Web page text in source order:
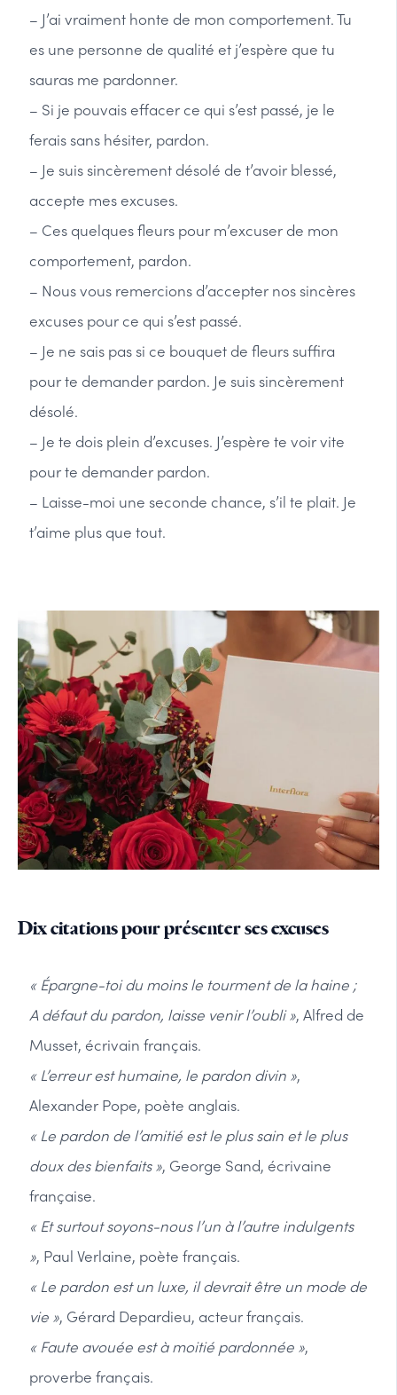
– J’ai vraiment honte de mon comportement. Tu
es une personne de qualité et j’espère que tu
sauras me pardonner.
– Si je pouvais effacer ce qui s’est passé, je le
ferais sans hésiter, pardon.
– Je suis sincèrement désolé de t’avoir blessé,
accepte mes excuses.
– Ces quelques fleurs pour m’excuser de mon
comportement, pardon.
– Nous vous remercions d’accepter nos sincères
excuses pour ce qui s’est passé.
– Je ne sais pas si ce bouquet de fleurs suffira
pour te demander pardon. Je suis sincèrement
désolé.
– Je te dois plein d’excuses. J’espère te voir vite
pour te demander pardon.
– Laisse-moi une seconde chance, s’il te plait. Je
t’aime plus que tout.
Dix citations pour présenter ses excuses
« Épargne-toi du moins le tourment de la haine ;
A défaut du pardon, laisse venir l’oubli », Alfred de
Musset, écrivain français.
« L’erreur est humaine, le pardon divin »,
Alexander Pope, poète anglais.
« Le pardon de l’amitié est le plus sain et le plus
doux des bienfaits », George Sand, écrivaine
française.
« Et surtout soyons-nous l’un à l’autre indulgents
», Paul Verlaine, poète français.
« Le pardon est un luxe, il devrait être un mode de
vie », Gérard Depardieu, acteur français.
« Faute avouée est à moitié pardonnée »,
proverbe français.